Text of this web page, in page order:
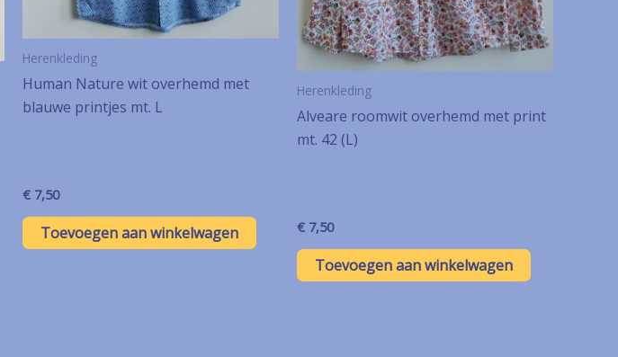
Herenkleding
Human Nature wit overhemd met
blauwe printjes mt. L
€ 7,50
Toevoegen aan winkelwagen
Herenkleding
Alveare roomwit overhemd met print
mt. 42 (L)
€ 7,50
Toevoegen aan winkelwagen